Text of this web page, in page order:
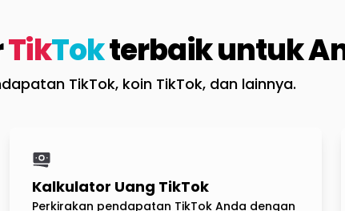
TikTokterbaik untuk
TikTok, koin TikTok, dan lainnya.
Kalkulator Uang TikTok
Perkirakan pendapatan TikTok Anda dengan